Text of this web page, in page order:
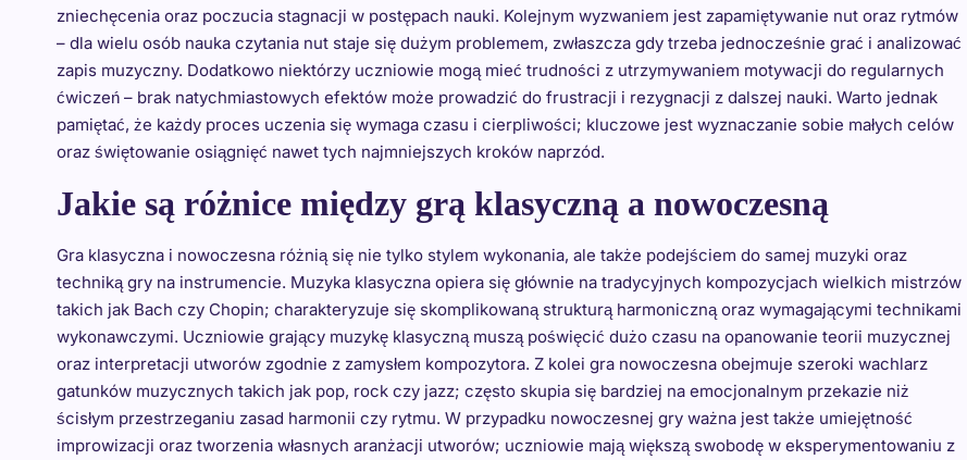
zniechęcenia oraz poczucia stagnacji w postępach nauki. Kolejnym wyzwaniem jest zapamiętywanie nut oraz rytmów
– dla wielu osób nauka czytania nut staje się dużym problemem, zwłaszcza gdy trzeba jednocześnie grać i analizować
zapis muzyczny. Dodatkowo niektórzy uczniowie mogą mieć trudności z utrzymywaniem motywacji do regularnych
ćwiczeń – brak natychmiastowych efektów może prowadzić do frustracji i rezygnacji z dalszej nauki. Warto jednak
pamiętać, że każdy proces uczenia się wymaga czasu i cierpliwości; kluczowe jest wyznaczanie sobie małych celów
oraz świętowanie osiągnięć nawet tych najmniejszych kroków naprzód.
Jakie są różnice między grą klasyczną a nowoczesną
Gra klasyczna i nowoczesna różnią się nie tylko stylem wykonania, ale także podejściem do samej muzyki oraz
techniką gry na instrumencie. Muzyka klasyczna opiera się głównie na tradycyjnych kompozycjach wielkich mistrzów
takich jak Bach czy Chopin; charakteryzuje się skomplikowaną strukturą harmoniczną oraz wymagającymi technikami
wykonawczymi. Uczniowie grający muzykę klasyczną muszą poświęcić dużo czasu na opanowanie teorii muzycznej
oraz interpretacji utworów zgodnie z zamysłem kompozytora. Z kolei gra nowoczesna obejmuje szeroki wachlarz
gatunków muzycznych takich jak pop, rock czy jazz; często skupia się bardziej na emocjonalnym przekazie niż
ścisłym przestrzeganiu zasad harmonii czy rytmu. W przypadku nowoczesnej gry ważna jest także umiejętność
improwizacji oraz tworzenia własnych aranżacji utworów; uczniowie mają większą swobodę w eksperymentowaniu z